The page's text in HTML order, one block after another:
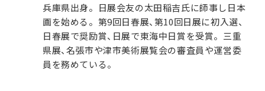
兵庫県出身。日展会友の太田稲吉氏に師事し日本
画を始める。第9回日春展、第10回日展に初入選、
日春展で奨励賞、日展で東海中日賞を受賞。三重
県展、名張市や津市美術展覧会の審査員や運営委
員を務めている。